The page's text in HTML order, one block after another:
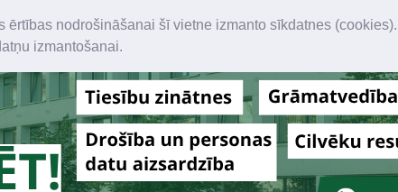
ērtības nodrošināšanai šī vietne izmanto sīkdatnes (cookies).
izmantošanai.